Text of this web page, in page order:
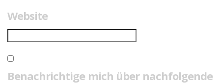
Website
Benachrichtige mich über nachfolgende